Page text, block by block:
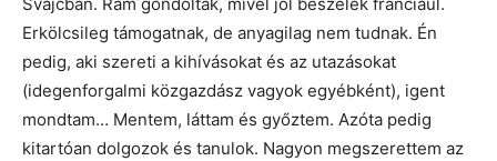
Svájcban. Rám gondoltak, mivel jól beszélek franciául.
Erkölcsileg támogatnak, de anyagilag nem tudnak. Én
pedig, aki szereti a kihívásokat és az utazásokat
(idegenforgalmi közgazdász vagyok egyébként), igent
mondtam… Mentem, láttam és győztem. Azóta pedig
kitartóan dolgozok és tanulok. Nagyon megszerettem az